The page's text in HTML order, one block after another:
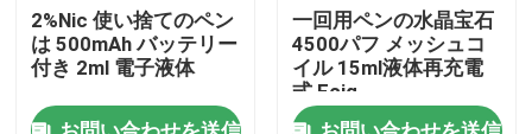
家
2%Nic 使い捨てのペン
は 500mAh バッテリー
付き 2ml 電子液体
一回用ペンの水晶宝石
4500パフ メッシュコ
イル 15ml液体再充電
式 Ecig